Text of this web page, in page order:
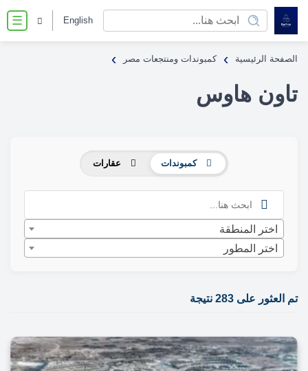
☰ English
الصفحة الرئيسية › كمبوندات ومنتجعات مصر ›
تاون هاوس
كمبوندات عقارات
اختر المنطقة
اختر المطور
تم العثور على 283 نتيجة